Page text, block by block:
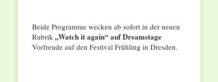
Beide Programme wecken ab sofort in der neuen
Rubrik „Watch it again“ auf Dreamstage
Vorfreude auf den Festival Frühling in Dresden.